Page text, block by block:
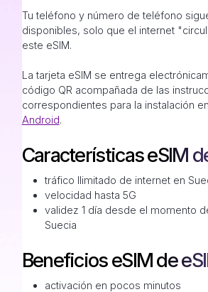
Tu teléfono y número de teléfono
disponibles, solo que el internet
este eSIM.
La tarjeta eSIM se entrega
código QR acompañada de las
correspondientes para la instalación en
Android.
Características eSIM
tráfico Ilimitado de internet en
velocidad hasta 5G
validez 1 día desde el momento
Suecia
Beneficios eSIM de
activación en pocos minutos